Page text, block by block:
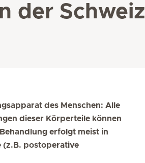
der Schweiz
des Menschen: Alle
dieser Körperteile können
erfolgt meist in
(z.B. postoperative